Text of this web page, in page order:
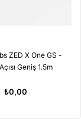
ZED X One GS -
Geniş 1.5m
₺0,00